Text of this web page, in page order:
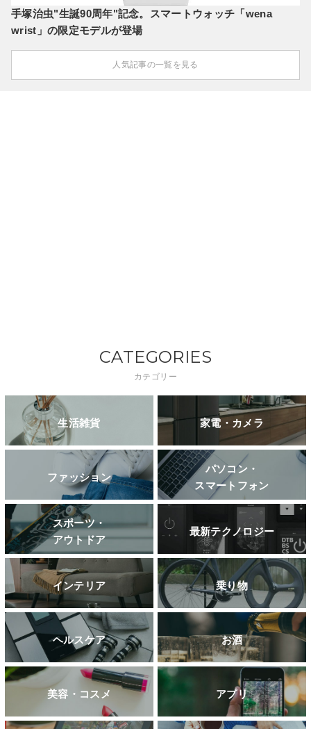
手塚治虫"生誕90周年"記念。スマートウォッチ「wena
wrist」の限定モデルが登場
人気記事の一覧を見る
CATEGORIES
カテゴリー
生活雑貨 家電・カメラ
ファッション
パソコン・
スマートフォン
スポーツ・
アウトドア
最新テクノロジー
インテリア 乗り物
ヘルスケア お酒
美容・コスメ アプリ